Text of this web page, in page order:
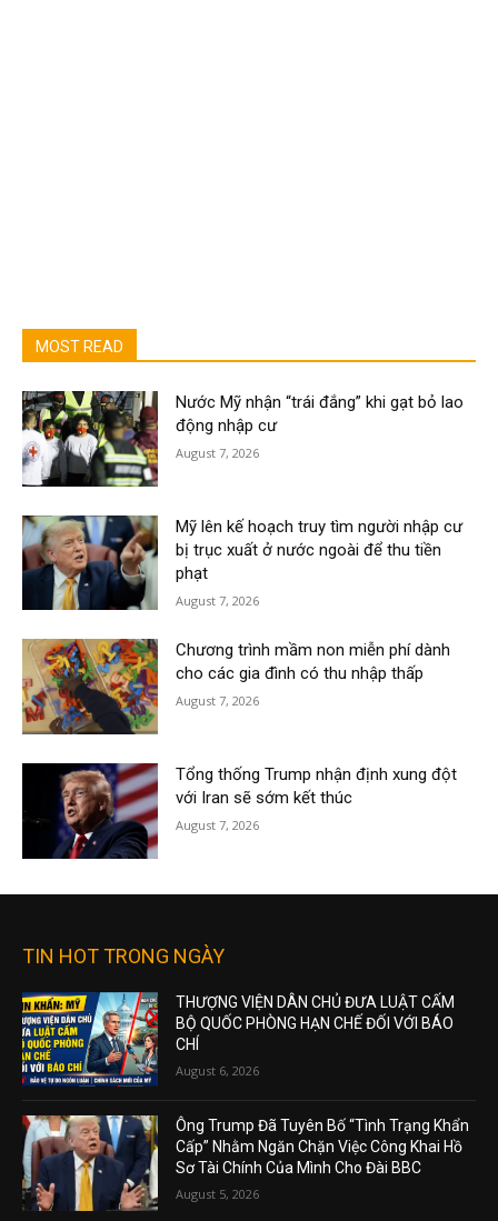
MOST READ
Nước Mỹ nhận “trái đắng” khi gạt bỏ lao
động nhập cư
August 7, 2026
Mỹ lên kế hoạch truy tìm người nhập cư
bị trục xuất ở nước ngoài để thu tiền
phạt
August 7, 2026
Chương trình mầm non miễn phí dành
cho các gia đình có thu nhập thấp
August 7, 2026
Tổng thống Trump nhận định xung đột
với Iran sẽ sớm kết thúc
August 7, 2026
TIN HOT TRONG NGÀY
THƯỢNG VIỆN DÂN CHỦ ĐƯA LUẬT CẤM
BỘ QUỐC PHÒNG HẠN CHẾ ĐỐI VỚI BÁO
CHÍ
August 6, 2026
Ông Trump Đã Tuyên Bố “Tình Trạng Khẩn
Cấp” Nhằm Ngăn Chặn Việc Công Khai Hồ
Sơ Tài Chính Của Mình Cho Đài BBC
August 5, 2026